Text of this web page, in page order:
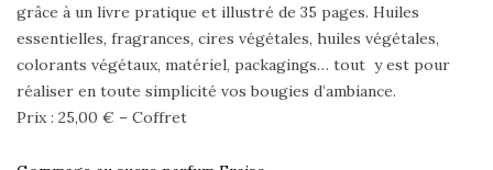
grâce à un livre pratique et illustré de 35 pages. Huiles
essentielles, fragrances, cires végétales, huiles végétales,
colorants végétaux, matériel, packagings… tout y est pour
réaliser en toute simplicité vos bougies d’ambiance.
Prix : 25,00 € – Coffret